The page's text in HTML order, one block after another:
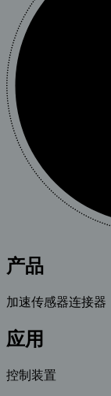
产品
加速传感器连接器
应用
控制装置